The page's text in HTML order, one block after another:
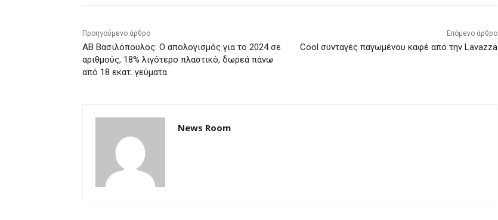
Προηγούμενο άρθρο
ΑΒ Βασιλόπουλος: Ο απολογισμός για το 2024 σε
αριθμούς, 18% λιγότερο πλαστικό, δωρεά πάνω
από 18 εκατ. γεύματα
Επόμενο άρθρο
Cool συνταγές παγωμένου καφέ από την Lavazza
News Room